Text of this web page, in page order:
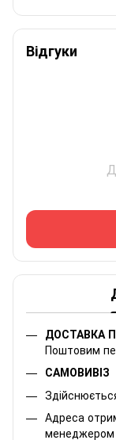
Відгуки
ДОСТАВКА
Поштовим
САМОВИВІЗ
Адреса
менеджером